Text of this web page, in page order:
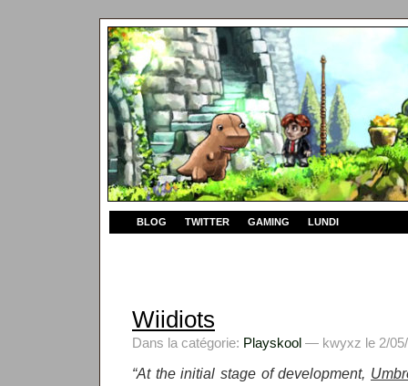
BLOG TWITTER GAMING LUNDI
Wiidiots
Dans la catégorie: Playskool — kwyxz le 2/
“At the initial stage of development,